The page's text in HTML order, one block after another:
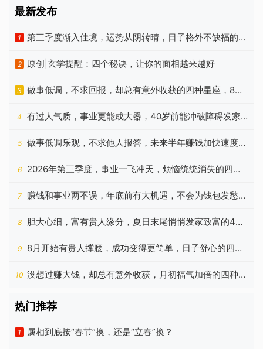
最新发布
1
第三季度渐入佳境，运势从阴转晴，日子格外不缺福的四
个生肖
2 原创|玄学提醒：四个秘诀，让你的面相越来越好
3
做事低调，不求回报，却总有意外收获的四种星座，8月
很走运
4
有过人气质，事业更能成大器，40岁前能冲破障碍发家
的生肖
5
做事低调乐观，不求他人报答，未来半年赚钱加快速度的
6
2026年第三季度，事业一飞冲天，烦恼统统消失的四种
生肖
7
赚钱和事业两不误，年底前有大机遇，不会为钱包发愁的
星座
8
胆大心细，富有贵人缘分，夏日末尾悄悄发家致富的4个
生肖
9
8月开始有贵人撑腰，成功变得更简单，日子舒心的四种
属相
10 没想过赚大钱，却总有意外收获，月初福气加倍的四种星
热门推荐
1 属相到底按“春节”换，还是“立春”换？